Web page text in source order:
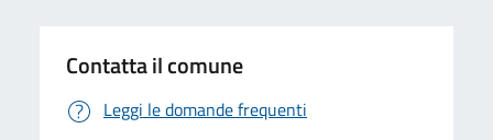
Contatta il comune
Leggi le domande frequenti